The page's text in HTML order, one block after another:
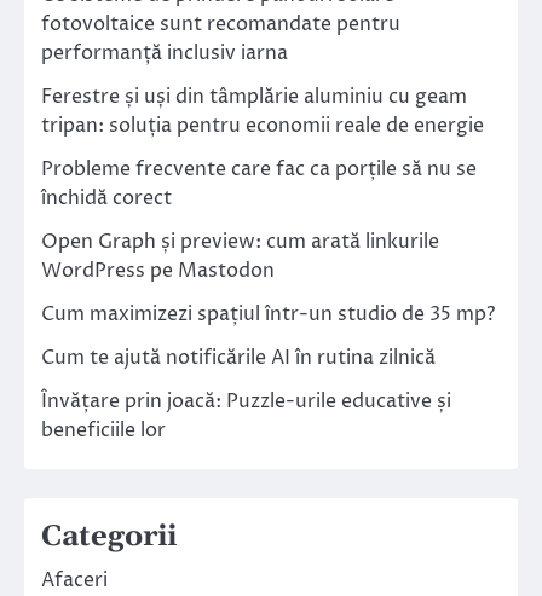
fotovoltaice sunt recomandate pentru
performanță inclusiv iarna
Ferestre și uși din tâmplărie aluminiu cu geam
tripan: soluția pentru economii reale de energie
Probleme frecvente care fac ca porțile să nu se
închidă corect
Open Graph și preview: cum arată linkurile
WordPress pe Mastodon
Cum maximizezi spațiul într-un studio de 35 mp?
Cum te ajută notificările AI în rutina zilnică
Învățare prin joacă: Puzzle-urile educative și
beneficiile lor
Categorii
Afaceri